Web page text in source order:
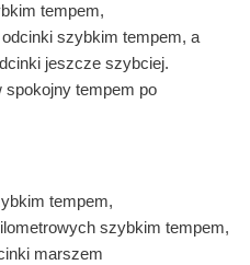
tempem,
szybkim tempem, a
jeszcze szybciej.
spokojny tempem po
tempem,
szybkim tempem,
marszem